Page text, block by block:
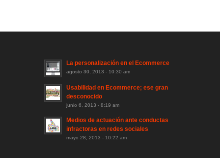
La personalización en el Ecommerce
agosto 30, 2013 - 10:30 am
Usabilidad en Ecommerce; ese gran
desconocido
junio 6, 2013 - 8:19 am
Medios de actuación ante conductas
infractoras en redes sociales
mayo 28, 2013 - 10:22 am